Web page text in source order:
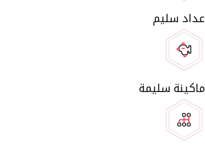
عداد سليم
ماكينة سليمة